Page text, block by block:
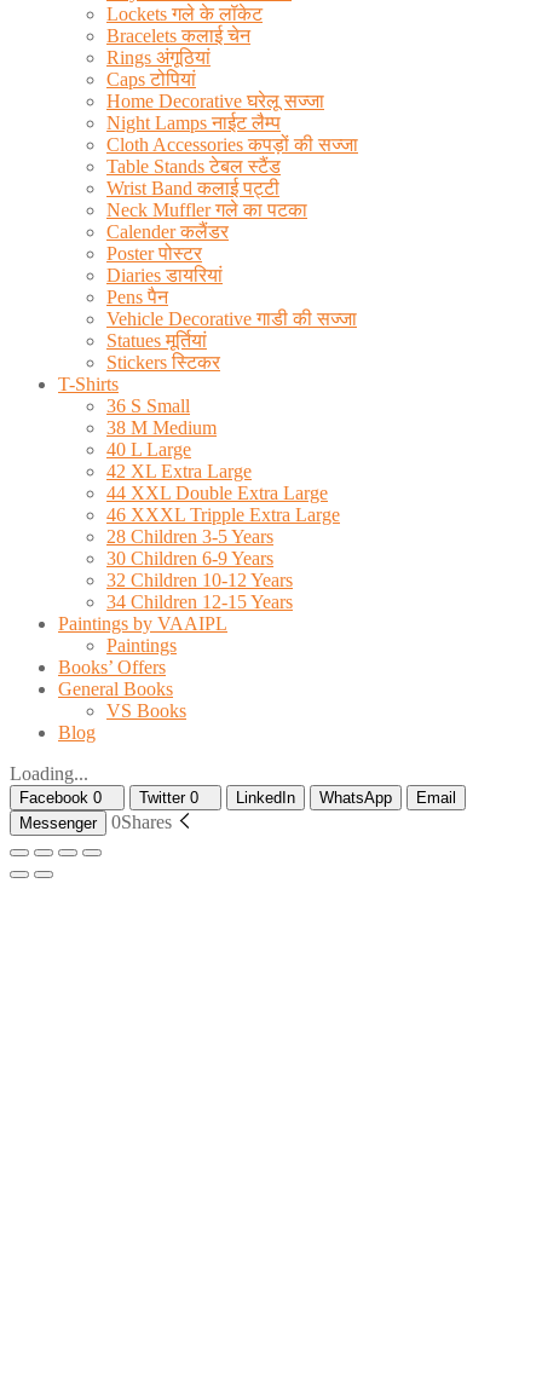
Lockets गले के लॉकेट
Bracelets कलाई चेन
Rings अंगूठियां
Caps टोपियां
Home Decorative घरेलू सज्जा
Night Lamps नाईट लैम्प
Cloth Accessories कपड़ों की सज्जा
Table Stands टेबल स्टैंड
Wrist Band कलाई पट्टी
Neck Muffler गले का पटका
Calender कलैंडर
Poster पोस्टर
Diaries डायरियां
Pens पैन
Vehicle Decorative गाडी की सज्जा
Statues मूर्तियां
Stickers स्टिकर
T-Shirts
36 S Small
38 M Medium
40 L Large
42 XL Extra Large
44 XXL Double Extra Large
46 XXXL Tripple Extra Large
28 Children 3-5 Years
30 Children 6-9 Years
32 Children 10-12 Years
34 Children 12-15 Years
Paintings by VAAIPL
Paintings
Books’ Offers
General Books
VS Books
Blog
Loading...
Facebook 0 Twitter 0 LinkedIn WhatsApp
Email
Messenger
0Shares